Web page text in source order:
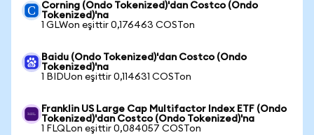
Corning (Ondo Tokenized)'dan Costco (Ondo
Tokenized)'na
1 GLWon eşittir 0,176463 COSTon
Baidu (Ondo Tokenized)'dan Costco (Ondo
Tokenized)'na
1 BIDUon eşittir 0,114631 COSTon
Franklin US Large Cap Multifactor Index ETF (Ondo
Tokenized)'dan Costco (Ondo Tokenized)'na
1 FLQLon eşittir 0,084057 COSTon